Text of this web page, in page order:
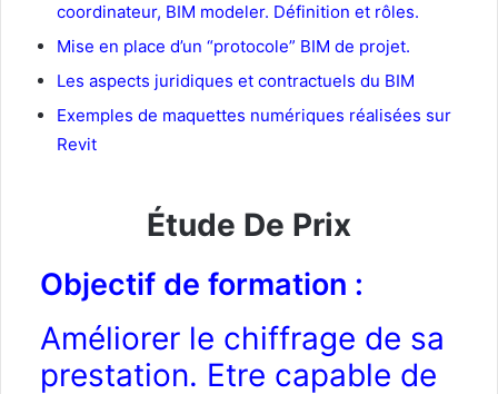
coordinateur, BIM modeler. Définition et rôles.
Mise en place d’un “protocole” BIM de projet.
Les aspects juridiques et contractuels du BIM
Exemples de maquettes numériques réalisées sur
Revit
Étude De Prix
Objectif de formation :
Améliorer le chiffrage de sa
prestation. Etre capable de